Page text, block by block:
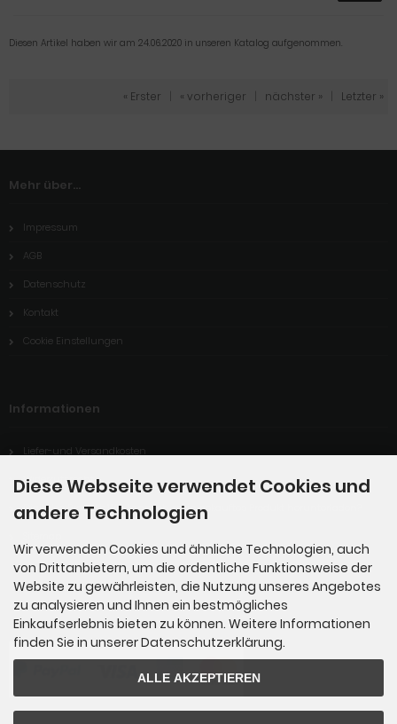
Diesen Artikel haben wir am 24.06.2020 in unseren Katalog aufgenommen.
« Erster « vorheriger nächster » Letzter »
Mehr über...
Impressum
AGB
Datenschutz
Kontakt
Cookie Einstellungen
Informationen
Liefer-und Versandkosten
Widerrufsrecht
Digitales Produkt: Wie kann ich mein gekauftes Produkt herunterladen?
Zahlungsmethoden
Diese Webseite verwendet Cookies und
andere Technologien
Wir verwenden Cookies und ähnliche Technologien, auch
von Drittanbietern, um die ordentliche Funktionsweise der
Website zu gewährleisten, die Nutzung unseres Angebotes
zu analysieren und Ihnen ein bestmögliches
Einkaufserlebnis bieten zu können. Weitere Informationen
finden Sie in unserer Datenschutzerklärung.
ALLE AKZEPTIEREN